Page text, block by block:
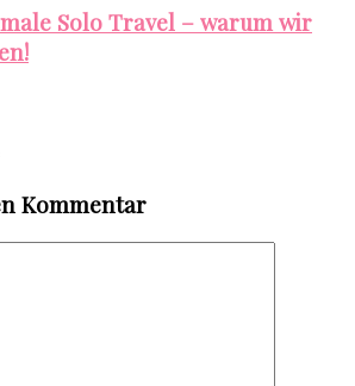
Solo Travel – warum wir
Kommentar